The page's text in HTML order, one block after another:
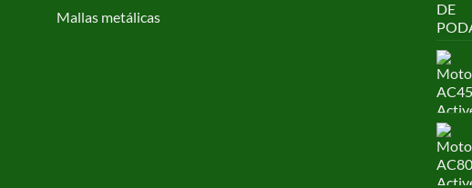
Mallas metálicas